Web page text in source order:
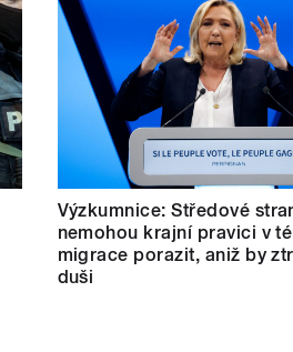
Výzkumnice: Středové
nemohou krajní pravici v
migrace porazit, aniž by
duši